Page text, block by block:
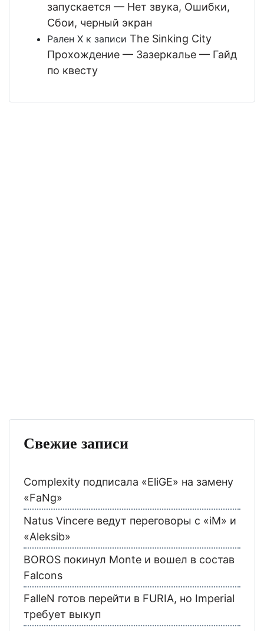
запускается — Нет звука, Ошибки,
Сбои, черный экран
Рален Х к записи The Sinking City
Прохождение — Зазеркалье — Гайд
по квесту
Свежие записи
Complexity подписала «EliGE» на замену
«FaNg»
Natus Vincere ведут переговоры с «iM» и
«Aleksib»
BOROS покинул Monte и вошел в состав
Falcons
FalleN готов перейти в FURIA, но Imperial
требует выкуп